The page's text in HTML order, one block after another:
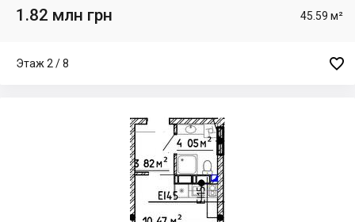
1.82 млн грн 45.59 м²
Этаж 2 / 8 